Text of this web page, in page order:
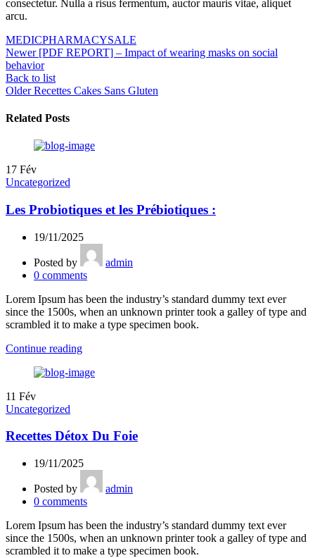
consectetur. Nulla a risus fermentum, auctor mauris vitae, aliquet
arcu.
MEDICPHARMACYSALE
Newer [PDF REPORT] – Impact of wearing masks on social
behavior
Back to list
Older Recettes Cakes Sans Gluten
Related Posts
17 Fév
Uncategorized
Les Probiotiques et les Prébiotiques :
19/11/2025
Posted by
admin
0 comments
Lorem Ipsum has been the industry’s standard dummy text ever
since the 1500s, when an unknown printer took a galley of type and
scrambled it to make a type specimen book.
Continue reading
11 Fév
Uncategorized
Recettes Détox Du Foie
19/11/2025
Posted by
admin
0 comments
Lorem Ipsum has been the industry’s standard dummy text ever
since the 1500s, when an unknown printer took a galley of type and
scrambled it to make a type specimen book.